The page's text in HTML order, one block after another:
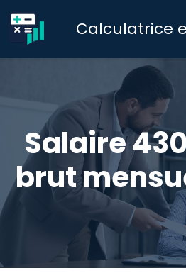
Calculatrice
Salaire
brut